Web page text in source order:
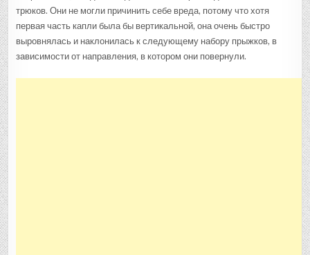
трюков. Они не могли причинить себе вреда, потому что хотя
первая часть капли была бы вертикальной, она очень быстро
выровнялась и наклонилась к следующему набору прыжков, в
зависимости от направления, в котором они повернули.